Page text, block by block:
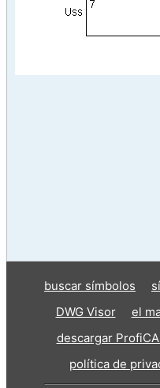
buscar símbolos
DWG Visor
el
descargar
política de